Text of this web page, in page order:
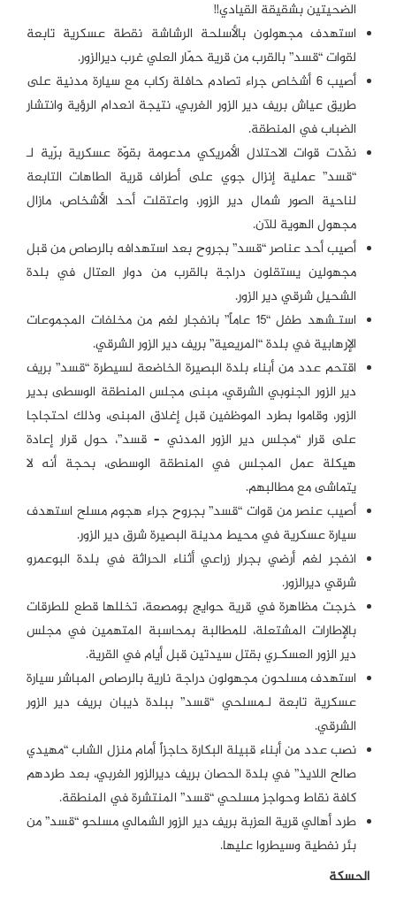
الضحيتين بشقيقة القيادي!!
استهدف مجهولون بالأسلحة الرشاشة نقطة عسكرية تابعة
لقوات “قسد” بالقرب من قرية حمّار العلي غرب ديرالزور.
أصيب 6 أشخاص جراء تصادم حافلة ركاب مع سيارة مدنية على
طريق عياش بريف دير الزور الغربي، نتيجة انعدام الرؤية وانتشار
الضباب في المنطقة.
نفّذت قوات الاحتلال الأمريكي مدعومة بقوّة عسكرية برّية لـ
“قسد” عملية إنزال جوي على أطراف قرية الطاهات التابعة
لناحية الصور شمال دير الزور، واعتقلت أحد الأشخاص، مازال
مجهول الهوية للآن.
أصيب أحد عناصر “قسد” بجروح بعد استهدافه بالرصاص من قبل
مجهولين يستقلون دراجة بالقرب من دوار العتال في بلدة
الشحيل شرقي دير الزور.
استـشهد طفل “15 عاماً” بانفجار لغم من مخلفات المجموعات
الإرهابية في بلدة “المريعية” بريف دير الزور الشرقي.
اقتحم عدد من أبناء بلدة البصيرة الخاضعة لسيطرة “قسد” بريف
دير الزور الجنوبي الشرقي، مبنى مجلس المنطقة الوسطى بدير
الزور، وقاموا بطرد الموظفين قبل إغلاق المبنى، وذلك احتجاجا
على قرار “مجلس دير الزور المدني – قسد”، حول قرار إعادة
هيكلة عمل المجلس في المنطقة الوسطى، بحجة أنه لا
يتماشى مع مطالبهم.
أصيب عنصر من قوات “قسد” بجروح جراء هجوم مسلح استهدف
سيارة عسكرية في محيط مدينة البصيرة شرق دير الزور.
انفجر لغم أرضي بجرار زراعي أثناء الحراثة في بلدة البوعمرو
شرقي ديرالزور.
خرجت مظاهرة في قرية حوايج بومصعة، تخللها قطع للطرقات
بالإطارات المشتعلة، للمطالبة بمحاسبة المتهمين في مجلس
دير الزور العسكـري بقتل سيدتين قبل أيام في القرية.
استهدف مسلحون مجهولون دراجة نارية بالرصاص المباشر سيارة
عسكرية تابعة لـمسلحي “قسد” ببلدة ذيبان بريف دير الزور
الشرقي.
نصب عدد من أبناء قبيلة البكارة حاجزاً أمام منزل الشاب “مهيدي
صالح اللايذ” في بلدة الحصان بريف ديرالزور الغربي، بعد طردهم
كافة نقاط وحواجز مسلحي “قسد” المنتشرة في المنطقة.
طرد أهالي قرية العزبة بريف دير الزور الشمالي مسلحو “قسد” من
بئر نفطية وسيطروا عليها.
الحسكة